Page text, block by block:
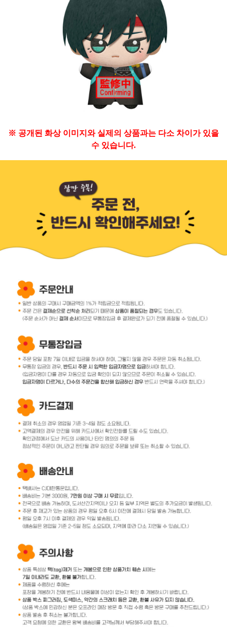
※ 공개된 화상 이미지와 실제의 상품과는 다소 차이가 있을
수 있습니다.